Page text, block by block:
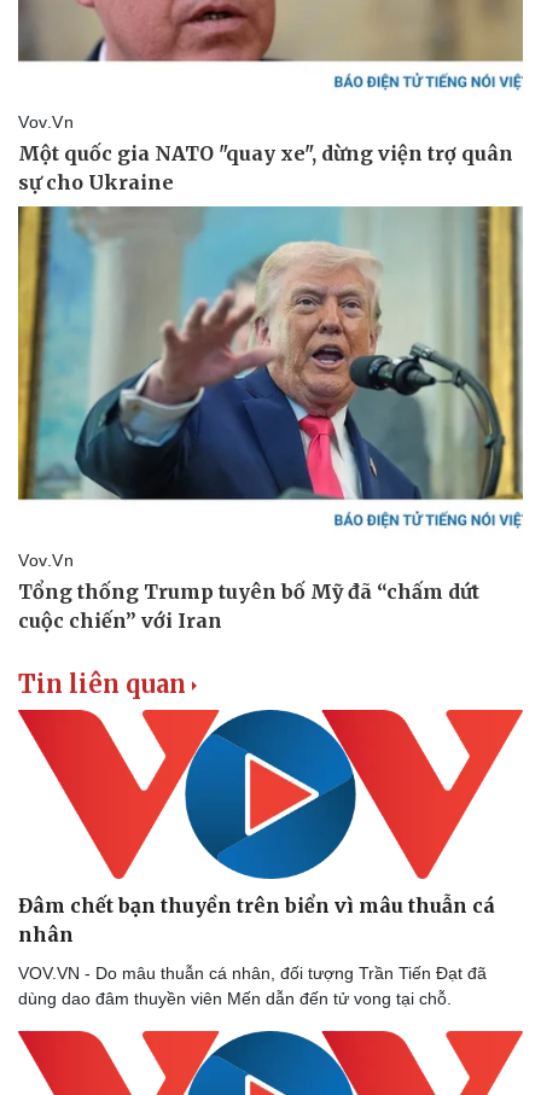
Thể thao
Lịch thi đấu bóng đá
Thế giới thể thao
eSports
Hậu trường
Ô tô - Xe máy
Ô tô
Xe máy
Tư vấn
Tin liên quan
Đâm chết bạn thuyền trên biển vì mâu thuẫn cá
nhân
VOV.VN - Do mâu thuẫn cá nhân, đối tượng Trần Tiến Đạt đã
dùng dao đâm thuyền viên Mến dẫn đến tử vong tại chỗ.